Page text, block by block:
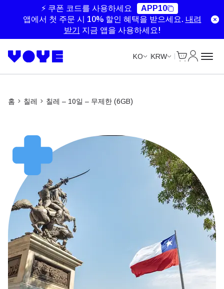
⚡ 쿠폰 코드를 사용하세요
APP10
앱에서 첫 주문 시 10% 할인 혜택을 받으세요. 내려
받기
지금 앱을 사용하세요!
KO KRW
홈 칠레 칠레 – 10일 – 무제한 (6GB)
Unlimited Data
Unlimited Data
Unlimited Data
Unlimited Data